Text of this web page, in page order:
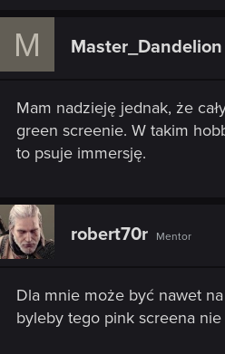
c
:
M Master_Dandelion
Mam nadzieję jednak, że
green screenie. W takim
to psuje immersję.
robert70r Mentor
Dla mnie może być nawet
byleby tego pink screena nie